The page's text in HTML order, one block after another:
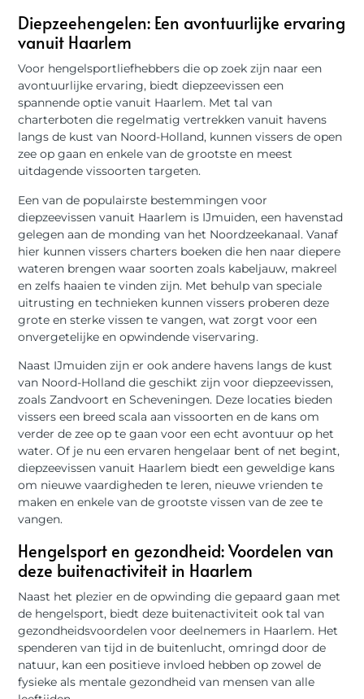
Diepzeehengelen: Een avontuurlijke ervaring
vanuit Haarlem
Voor hengelsportliefhebbers die op zoek zijn naar een
avontuurlijke ervaring, biedt diepzeevissen een
spannende optie vanuit Haarlem. Met tal van
charterboten die regelmatig vertrekken vanuit havens
langs de kust van Noord-Holland, kunnen vissers de open
zee op gaan en enkele van de grootste en meest
uitdagende vissoorten targeten.
Een van de populairste bestemmingen voor
diepzeevissen vanuit Haarlem is IJmuiden, een havenstad
gelegen aan de monding van het Noordzeekanaal. Vanaf
hier kunnen vissers charters boeken die hen naar diepere
wateren brengen waar soorten zoals kabeljauw, makreel
en zelfs haaien te vinden zijn. Met behulp van speciale
uitrusting en technieken kunnen vissers proberen deze
grote en sterke vissen te vangen, wat zorgt voor een
onvergetelijke en opwindende viservaring.
Naast IJmuiden zijn er ook andere havens langs de kust
van Noord-Holland die geschikt zijn voor diepzeevissen,
zoals Zandvoort en Scheveningen. Deze locaties bieden
vissers een breed scala aan vissoorten en de kans om
verder de zee op te gaan voor een echt avontuur op het
water. Of je nu een ervaren hengelaar bent of net begint,
diepzeevissen vanuit Haarlem biedt een geweldige kans
om nieuwe vaardigheden te leren, nieuwe vrienden te
maken en enkele van de grootste vissen van de zee te
vangen.
Hengelsport en gezondheid: Voordelen van
deze buitenactiviteit in Haarlem
Naast het plezier en de opwinding die gepaard gaan met
de hengelsport, biedt deze buitenactiviteit ook tal van
gezondheidsvoordelen voor deelnemers in Haarlem. Het
spenderen van tijd in de buitenlucht, omringd door de
natuur, kan een positieve invloed hebben op zowel de
fysieke als mentale gezondheid van mensen van alle